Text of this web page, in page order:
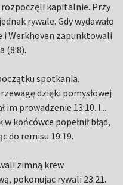
kapitalnie. Przy
rywale. Gdy wydawało
i Werkhoven zapunktowali
(8:8).
spotkania.
dzięki pomysłowej
im prowadzenie 13:10. I...
końcówce popełnił błąd,
do remisu 19:19.
zimną krew.
pokonując rywali 23:21.